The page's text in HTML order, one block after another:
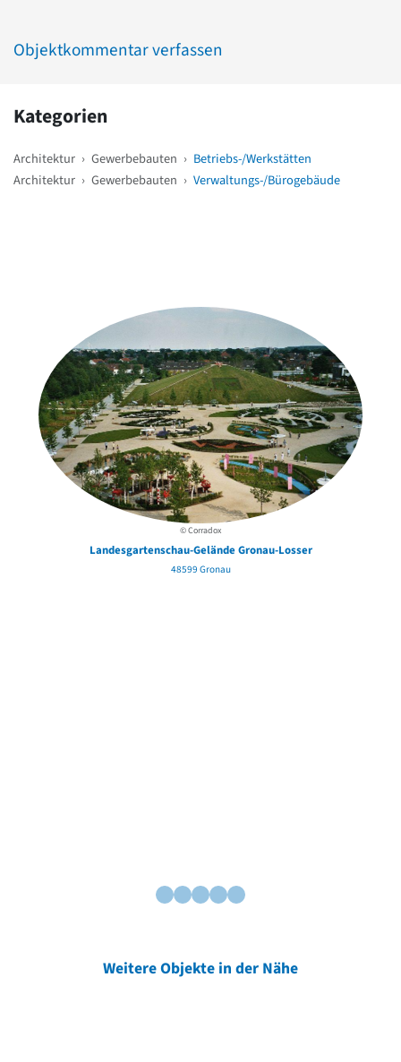
Objektkommentar verfassen
Kategorien
Architektur › Gewerbebauten › Betriebs-/Werkstätten
Architektur › Gewerbebauten › Verwaltungs-/Bürogebäude
© Corradox
Landesgartenschau-Gelände Gronau-Losser
48599 Gronau
Weitere Objekte in der Nähe